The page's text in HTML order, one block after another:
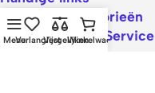
Populaire categorieën
Voorwaarden & Service
MenuVerlanglijstVergelijkenWinkelwagen